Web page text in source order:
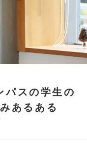
パスの学生の
あるある